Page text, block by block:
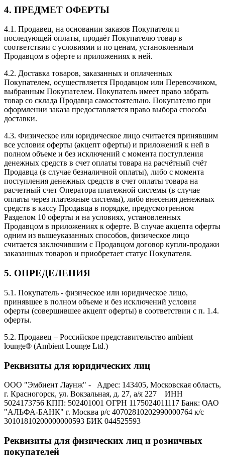
4. ПРЕДМЕТ ОФЕРТЫ
4.1. Продавец, на основании заказов Покупателя и
последующей оплаты, продаёт Покупателю товар в
соответствии с условиями и по ценам, установленным
Продавцом в оферте и приложениях к ней.
4.2. Доставка товаров, заказанных и оплаченных
Покупателем, осуществляется Продавцом или Перевозчиком,
выбранным Покупателем. Покупатель имеет право забрать
товар со склада Продавца самостоятельно. Покупателю при
оформлении заказа предоставляется право выбора способа
доставки.
4.3. Физическое или юридическое лицо считается принявшим
все условия оферты (акцепт оферты) и приложений к ней в
полном объеме и без исключений с момента поступления
денежных средств в счет оплаты товара на расчётный счёт
Продавца (в случае безналичной оплаты), либо с момента
поступления денежных средств в счет оплаты товара на
расчетный счет Оператора платежной системы (в случае
оплаты через платежные системы), либо внесения денежных
средств в кассу Продавца в порядке, предусмотренном
Разделом 10 оферты и на условиях, установленных
Продавцом в приложениях к оферте. В случае акцепта оферты
одним из вышеуказанных способов, физическое лицо
считается заключившим с Продавцом договор купли-продажи
заказанных товаров и приобретает статус Покупателя.
5. ОПРЕДЕЛЕНИЯ
5.1. Покупатель - физическое или юридическое лицо,
принявшее в полном объеме и без исключений условия
оферты (совершившее акцепт оферты) в соответствии с п. 1.4.
оферты.
5.2. Продавец – Российское представительство ambient
lounge® (Ambient Lounge Ltd.)
Реквизиты для юридических лиц
ООО "Эмбиент Лаунж" - Адрес: 143405, Московская область,
г. Красногорск, ул. Вокзальная, д. 27, а/я 227 ИНН
5024173756 КПП: 502401001 ОГРН 1175024011117 Банк: ОАО
"АЛЬФА-БАНК" г. Москва р/с 40702810202990000764 к/с
30101810200000000593 БИК 044525593
Реквизиты для физических лиц и розничных
покупателей